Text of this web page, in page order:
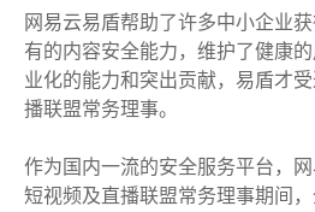
网易云易盾帮助了许多中小企业
有的内容安全能力，维护了健康
业化的能力和突出贡献，易盾才
播联盟常务理事。
作为国内一流的安全服务平台，
短视频及直播联盟常务理事期间